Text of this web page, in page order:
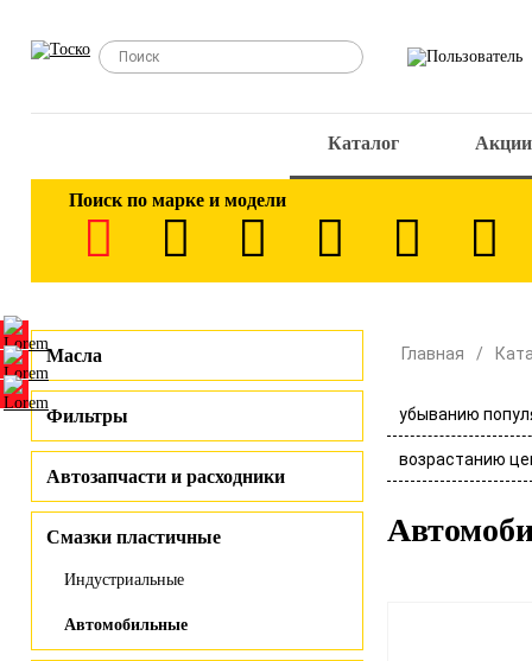
Каталог Акции
Поиск по марке и модели
Масла
Фильтры
Автозапчасти и расходники
Смазки пластичные
Индустриальные
Автомобильные
Главная
убыванию
возрастанию